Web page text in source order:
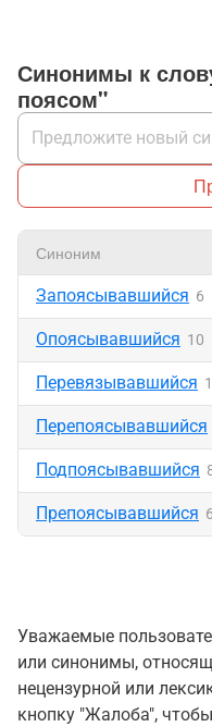
Синонимы к
поясом"
Синоним
Запоясывавшийся 6
Опоясывавшийся 10
Перевязывавшийся
Перепоясывавшийся
Подпоясывавшийся
Препоясывавшийся 6
Уважаемые
или синонимы,
нецензурной или
кнопку "Жалоба",